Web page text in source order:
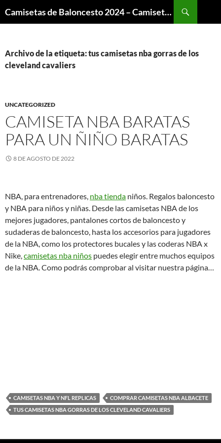
Camisetas de Baloncesto 2024 – Camisetas NBA
Archivo de la etiqueta: tus camisetas nba gorras de los
cleveland cavaliers
UNCATEGORIZED
CAMISETA NBA BARATAS
PARA UN ÑIÑO BARATAS
8 DE AGOSTO DE 2022
NBA, para entrenadores, nba tienda niños. Regalos baloncesto
y NBA para niños y niñas. Desde las camisetas NBA de los
mejores jugadores, pantalones cortos de baloncesto y
sudaderas de baloncesto, hasta los accesorios para jugadores
de la NBA, como los protectores bucales y las coderas NBA x
Nike,camisetas nba niños puedes elegir entre muchos equipos
de la NBA. Como podrás comprobar al visitar nuestra página…
CAMISETAS NBA Y NFL REPLICAS
COMPRAR CAMISETAS NBA ALBACETE
TUS CAMISETAS NBA GORRAS DE LOS CLEVELAND CAVALIERS